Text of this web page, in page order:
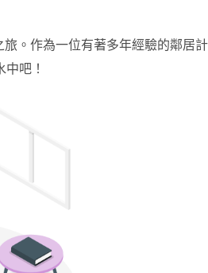
。作為一位有著多年經驗的鄰居
吧！